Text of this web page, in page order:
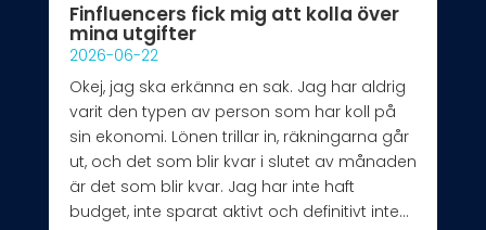
Finfluencers fick mig att kolla över
mina utgifter
2026-06-22
Okej, jag ska erkänna en sak. Jag har aldrig
varit den typen av person som har koll på
sin ekonomi. Lönen trillar in, räkningarna går
ut, och det som blir kvar i slutet av månaden
är det som blir kvar. Jag har inte haft
budget, inte sparat aktivt och definitivt inte...